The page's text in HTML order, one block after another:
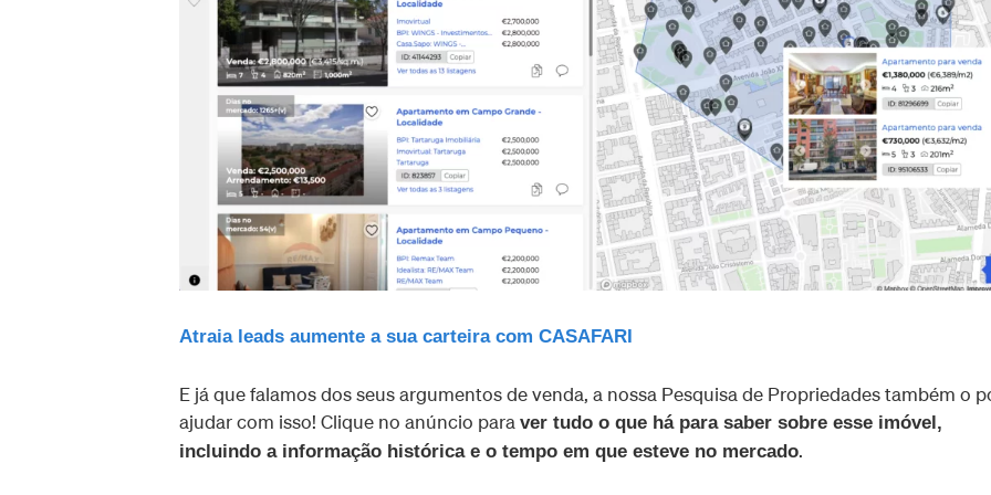
Atraia leads aumente a sua carteira com CASAFARI
E já que falamos dos seus argumentos de venda, a nossa Pesquisa de Propriedades também o
ajudar com isso! Clique no anúncio para ver tudo o que há para saber sobre esse imóvel,
incluindo a informação histórica e o tempo em que esteve no mercado.